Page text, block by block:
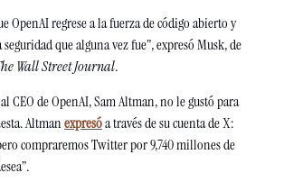
OpenAI regrese a la fuerza de código abierto y
que alguna vez fue”, expresó Musk, de
Wall Street Journal.
CEO de OpenAI, Sam Altman, no le gustó para
Altman expresó a través de su cuenta de X:
compraremos Twitter por 9,740 millones de